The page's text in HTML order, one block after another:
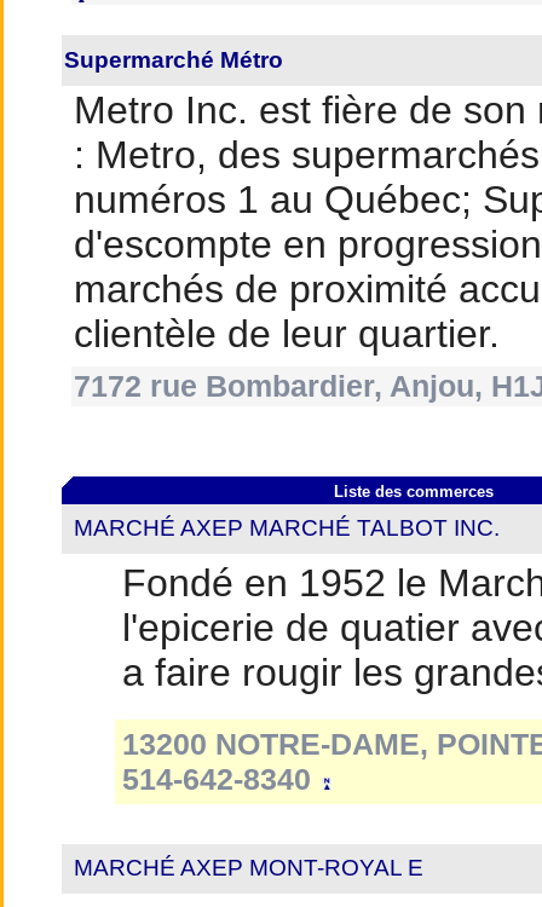
Supermarché Métro
Metro Inc. est fière de
: Metro, des
numéros 1 au Québec;
d'escompte en
marchés de proximité
clientèle de leur quartier.
7172 rue Bombardier, Anjou,
Liste des commerces
MARCHÉ AXEP MARCHÉ TALBOT INC.
Fondé en 1952 le
l'epicerie de quatier
a faire rougir les
13200 NOTRE-DAME,
514-642-8340
MARCHÉ AXEP MONT-ROYAL E